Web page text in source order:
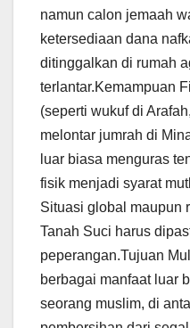
namun calon jemaah
ketersediaan dana
ditinggalkan di rumah
terlantar.Kemampuan
(seperti wukuf di
melontar jumrah di
luar biasa menguras
fisik menjadi syarat
Situasi global maupun
Tanah Suci harus
peperangan.Tujuan
berbagai manfaat luar
seorang muslim, di